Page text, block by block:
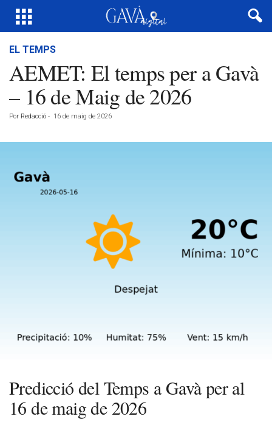
EL TEMPS
AEMET: El temps per a Gavà
– 16 de Maig de 2026
Por Redacció - 16 de maig de 2026
Predicció del Temps a Gavà per al
16 de maig de 2026